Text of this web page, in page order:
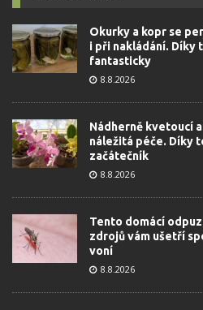
Okurky a kopr se
i při nakládání. Díky
fantasticky
8.8.2026
Nádherně kvetoucí
náležitá péče. Díky
začátečník
8.8.2026
Tento domácí
zdrojů vám ušetří
voní
8.8.2026